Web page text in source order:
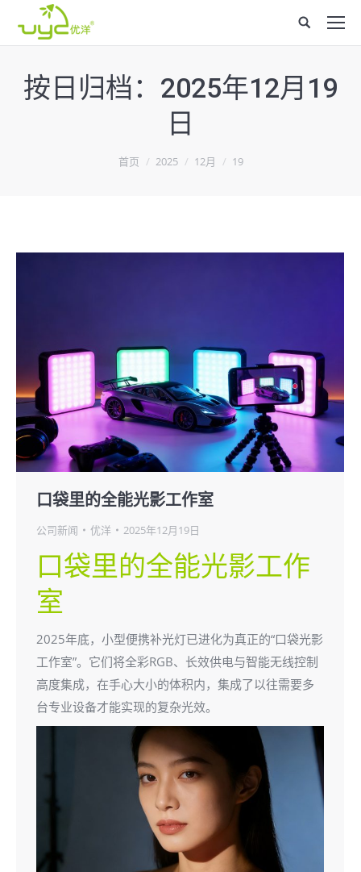
Site
search:
按日归档： 2025年12月19
日
首页 2025 12月 19
口袋里的全能光影工作室
公司新闻 优洋 2025年12月19日
口袋里的全能光影工作
室
2025年底，小型便携补光灯已进化为真正的“口袋光影
工作室”。它们将全彩RGB、长效供电与智能无线控制
高度集成，在手心大小的体积内，集成了以往需要多
台专业设备才能实现的复杂光效。